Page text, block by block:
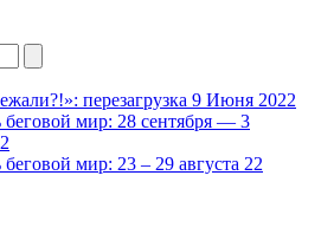
перезагрузка 9 Июня 2022
беговой мир: 28 сентября — 3
мир: 23 – 29 августа 22